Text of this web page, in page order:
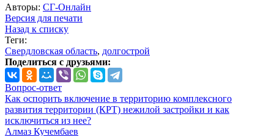
Авторы: СГ-Онлайн
Версия для печати
Назад к списку
Теги:
Свердловская область, долгострой
Поделиться с друзьями:
Вопрос-ответ
Как оспорить включение в территорию комплексного
развития территории (КРТ) нежилой застройки и как
исключиться из нее?
Алмаз Кучембаев